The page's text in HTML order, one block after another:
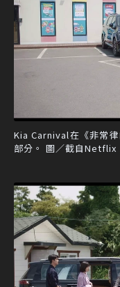
Kia Carnival在《非常
部分。 圖／截自Netflix